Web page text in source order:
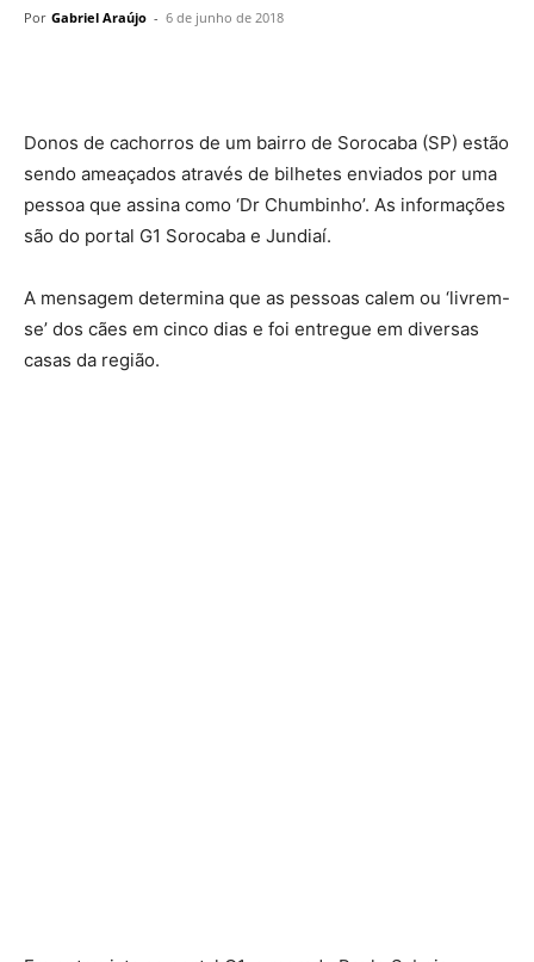
Por Gabriel Araújo - 6 de junho de 2018
Donos de cachorros de um bairro de Sorocaba (SP) estão
sendo ameaçados através de bilhetes enviados por uma
pessoa que assina como ‘Dr Chumbinho’. As informações
são do portal G1 Sorocaba e Jundiaí.
A mensagem determina que as pessoas calem ou ‘livrem-
se’ dos cães em cinco dias e foi entregue em diversas
casas da região.